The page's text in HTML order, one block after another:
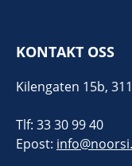
KONTAKT OSS
Kilengaten 15b,
Tlf: 33 30 99 40
Epost: